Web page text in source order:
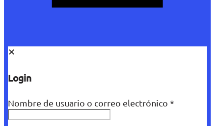
✕
Login
Nombre de usuario o correo electrónico *